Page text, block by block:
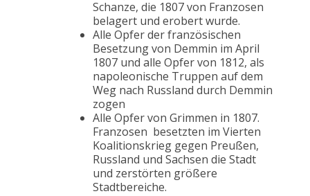
Schanze, die 1807 von Franzosen
belagert und erobert wurde.
Alle Opfer der französischen
Besetzung von Demmin im April
1807 und alle Opfer von 1812, als
napoleonische Truppen auf dem
Weg nach Russland durch Demmin
zogen
Alle Opfer von Grimmen in 1807.
Franzosen besetzten im Vierten
Koalitionskrieg gegen Preußen,
Russland und Sachsen die Stadt
und zerstörten größere
Stadtbereiche.